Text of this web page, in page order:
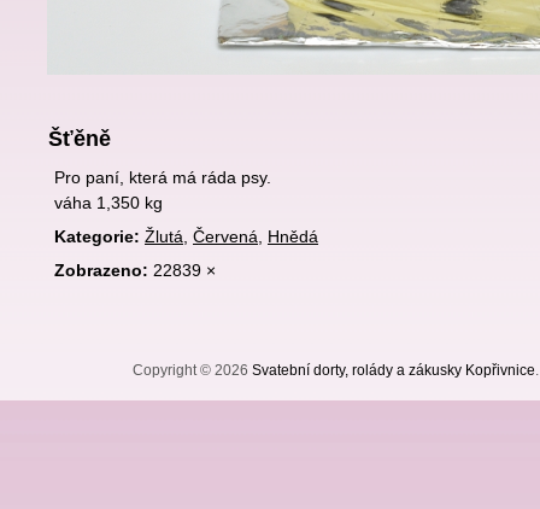
Šťěně
Pro paní, která má ráda psy.
váha 1,350 kg
Kategorie: Žlutá, Červená, Hnědá
Zobrazeno: 22839 ×
Copyright © 2026 Svatební dorty, rolády a zákusky Kopřivnice